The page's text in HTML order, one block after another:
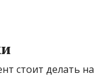
стоит делать на